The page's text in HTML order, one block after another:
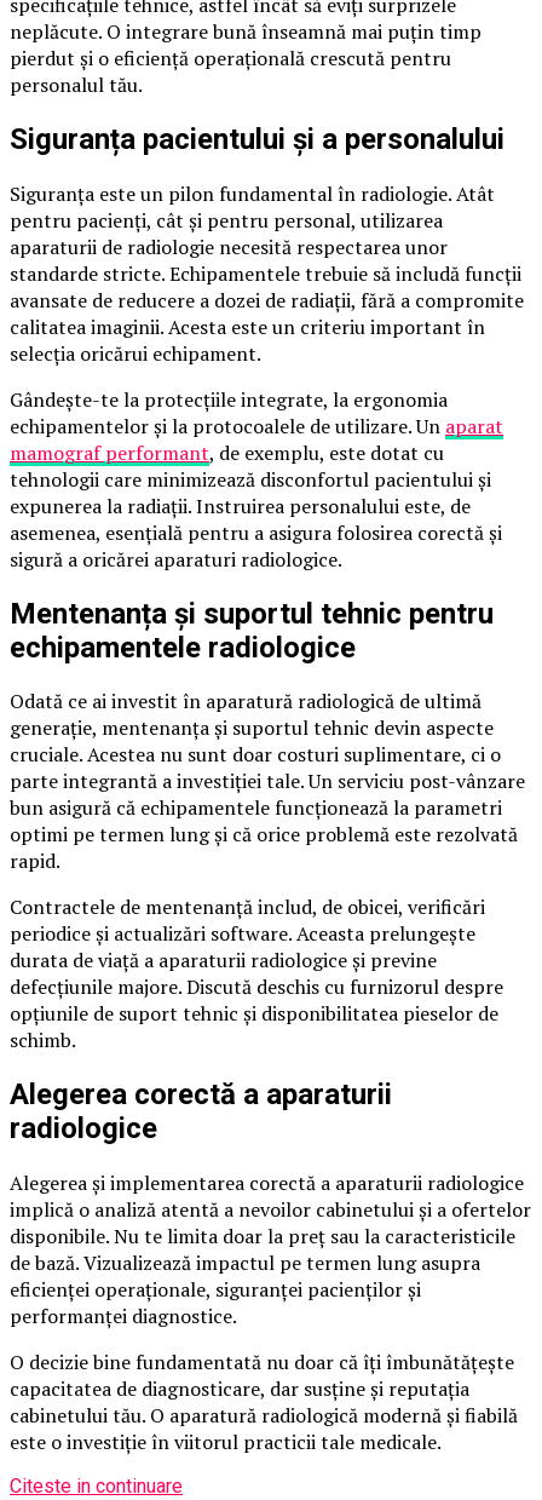
neplăcute. O integrare bună înseamnă mai puțin timp
pierdut și o eficiență operațională crescută pentru
personalul tău.
Siguranța pacientului și a personalului
Siguranța este un pilon fundamental în radiologie. Atât
pentru pacienți, cât și pentru personal, utilizarea
aparaturii de radiologie necesită respectarea unor
standarde stricte. Echipamentele trebuie să includă funcții
avansate de reducere a dozei de radiații, fără a compromite
calitatea imaginii. Acesta este un criteriu important în
selecția oricărui echipament.
Gândește-te la protecțiile integrate, la ergonomia
echipamentelor și la protocoalele de utilizare. Un aparat
mamograf performant, de exemplu, este dotat cu
tehnologii care minimizează disconfortul pacientului și
expunerea la radiații. Instruirea personalului este, de
asemenea, esențială pentru a asigura folosirea corectă și
sigură a oricărei aparaturi radiologice.
Mentenanța și suportul tehnic pentru
echipamentele radiologice
Odată ce ai investit în aparatură radiologică de ultimă
generație, mentenanța și suportul tehnic devin aspecte
cruciale. Acestea nu sunt doar costuri suplimentare, ci o
parte integrantă a investiției tale. Un serviciu post-vânzare
bun asigură că echipamentele funcționează la parametri
optimi pe termen lung și că orice problemă este rezolvată
rapid.
Contractele de mentenanță includ, de obicei, verificări
periodice și actualizări software. Aceasta prelungește
durata de viață a aparaturii radiologice și previne
defecțiunile majore. Discută deschis cu furnizorul despre
opțiunile de suport tehnic și disponibilitatea pieselor de
schimb.
Alegerea corectă a aparaturii
radiologice
Alegerea și implementarea corectă a aparaturii radiologice
implică o analiză atentă a nevoilor cabinetului și a ofertelor
disponibile. Nu te limita doar la preț sau la caracteristicile
de bază. Vizualizează impactul pe termen lung asupra
eficienței operaționale, siguranței pacienților și
performanței diagnostice.
O decizie bine fundamentată nu doar că îți îmbunătățește
capacitatea de diagnosticare, dar susține și reputația
cabinetului tău. O aparatură radiologică modernă și fiabilă
este o investiție în viitorul practicii tale medicale.
Citeste in continuare